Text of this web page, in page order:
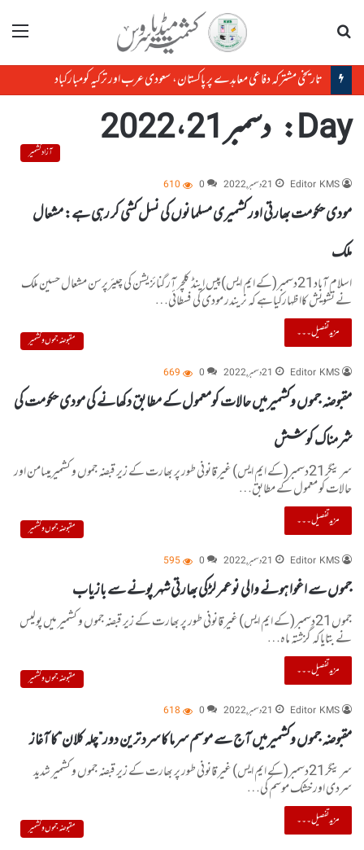
مینو
تاریخی مشترکہ دفاعی معاہدے پر پاکستان، سعودی عرب اور ترکیہ کومبارکباد
Day: دسمبر 21، 2022
آزاد کشمیر
Editor KMS
21 دسمبر, 2022 0
610
مودی حکومت بھارتی اور کشمیری مسلمانوں کی نسل کشی کر رہی ہے: مشعال
ملک
اسلام آباد21دسمبر(کے ایم ایس)پیس اینڈ کلچر آرگنائزیشن کی چیئرپرسن مشعال حسین ملک
نے تشویش کااظہارکیاہے کہ نریندر مودی کی فسطائی…
مزید تفصیل۔۔۔
مقبوضہ جموں و کشمیر
Editor KMS
21 دسمبر, 2022 0
669
مقبوضہ جموں وکشمیرمیں حالات کومعمول کے مطابق دکھانے کی مودی حکومت کی
شرمناک کوشش
سرینگر21دسمبر(کے ایم ایس) غیر قانونی طور پر بھارت کے زیر قبضہ جموں و کشمیرمیںامن اور
حالات کو معمول کے مطابق…
مزید تفصیل۔۔۔
مقبوضہ جموں و کشمیر
Editor KMS
21 دسمبر, 2022 0
595
جموں سے اغوا ہونے والی نوعمر لڑکی بھارتی شہر پونے سے بازیاب
جموں21دسمبر(کے ایم ایس) غیر قانونی طور پر بھارت کے زیر قبضہ جموں و کشمیر میں پولیس
نے بتایاکہ گزشتہ ماہ…
مزید تفصیل۔۔۔
مقبوضہ جموں و کشمیر
Editor KMS
21 دسمبر, 2022 0
618
مقبوضہ جموں وکشمیرمیں آج سے موسم سرما کا سرد ترین دور”چلہ کلان”کا آغاز
سرینگر21دسمبر(کے ایم ایس) غیر قانونی طور پر بھارت کے زیر قبضہ جموں و کشمیر شدید
سردی اور خشک موسم کی…
مزید تفصیل۔۔۔
مقبوضہ جموں و کشمیر